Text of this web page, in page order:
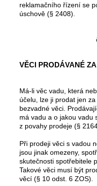
reklamačního řízení se
úschově (§ 2408).
VĚCI PRODÁVANÉ
Má-li věc vadu, která
účelu, lze ji prodat jen
bezvadné věci.
má vadu a o jakou vadu
z povahy prodeje (§
Při prodeji věci s vadou
jsou jinak omezeny,
skutečnosti spotřebitele
Takové věci musí být
věcí (§ 10 odst. 6 ZOS).